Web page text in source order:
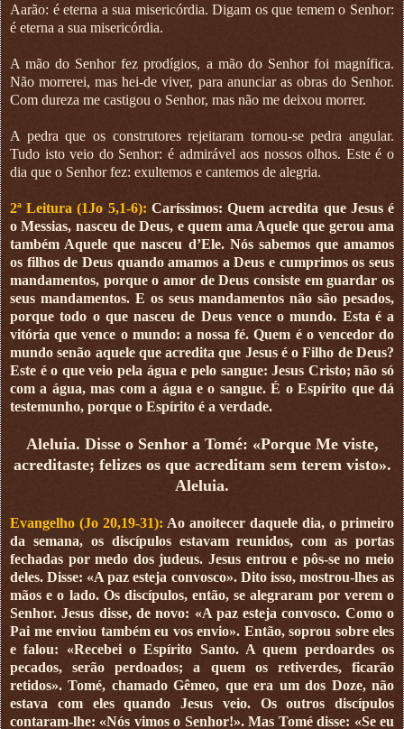
Aarão: é eterna a sua misericórdia. Digam os que temem o Senhor:
é eterna a sua misericórdia.
A mão do Senhor fez prodígios, a mão do Senhor foi magnífica.
Não morrerei, mas hei-de viver, para anunciar as obras do Senhor.
Com dureza me castigou o Senhor, mas não me deixou morrer.
A pedra que os construtores rejeitaram tornou-se pedra angular.
Tudo isto veio do Senhor: é admirável aos nossos olhos. Este é o
dia que o Senhor fez: exultemos e cantemos de alegria.
2ª Leitura (1Jo 5,1-6): Caríssimos: Quem acredita que Jesus é
o Messias, nasceu de Deus, e quem ama Aquele que gerou ama
também Aquele que nasceu d’Ele. Nós sabemos que amamos
os filhos de Deus quando amamos a Deus e cumprimos os seus
mandamentos, porque o amor de Deus consiste em guardar os
seus mandamentos. E os seus mandamentos não são pesados,
porque todo o que nasceu de Deus vence o mundo. Esta é a
vitória que vence o mundo: a nossa fé. Quem é o vencedor do
mundo senão aquele que acredita que Jesus é o Filho de Deus?
Este é o que veio pela água e pelo sangue: Jesus Cristo; não só
com a água, mas com a água e o sangue. É o Espírito que dá
testemunho, porque o Espírito é a verdade.
Aleluia. Disse o Senhor a Tomé: «Porque Me viste,
acreditaste; felizes os que acreditam sem terem visto».
Aleluia.
Evangelho (Jo 20,19-31): Ao anoitecer daquele dia, o primeiro
da semana, os discípulos estavam reunidos, com as portas
fechadas por medo dos judeus. Jesus entrou e pôs-se no meio
deles. Disse: «A paz esteja convosco». Dito isso, mostrou-lhes as
mãos e o lado. Os discípulos, então, se alegraram por verem o
Senhor. Jesus disse, de novo: «A paz esteja convosco. Como o
Pai me enviou também eu vos envio». Então, soprou sobre eles
e falou: «Recebei o Espírito Santo. A quem perdoardes os
pecados, serão perdoados; a quem os retiverdes, ficarão
retidos». Tomé, chamado Gêmeo, que era um dos Doze, não
estava com eles quando Jesus veio. Os outros discípulos
contaram-lhe: «Nós vimos o Senhor!». Mas Tomé disse: «Se eu